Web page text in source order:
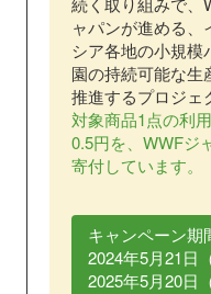
ャパンが進める、
シア各地の小規模
園の持続可能な生
推進するプロジェ
対象商品1点の利
0.5円を、WWFジ
寄付しています。
キャンペーン期
2024年5月21日
2025年5月20日